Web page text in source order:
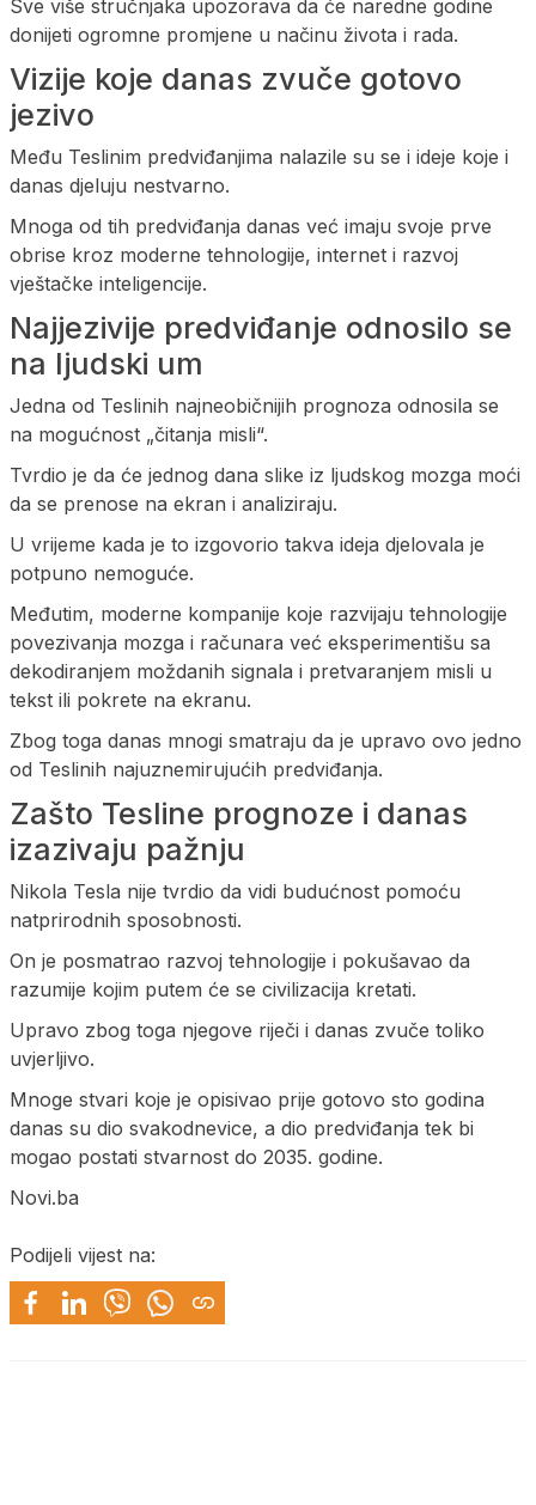
Sve više stručnjaka upozorava da će naredne godine
donijeti ogromne promjene u načinu života i rada.
Vizije koje danas zvuče gotovo
jezivo
Među Teslinim predviđanjima nalazile su se i ideje koje i
danas djeluju nestvarno.
Mnoga od tih predviđanja danas već imaju svoje prve
obrise kroz moderne tehnologije, internet i razvoj
vještačke inteligencije.
Najjezivije predviđanje odnosilo se
na ljudski um
Jedna od Teslinih najneobičnijih prognoza odnosila se
na mogućnost „čitanja misli“.
Tvrdio je da će jednog dana slike iz ljudskog mozga moći
da se prenose na ekran i analiziraju.
U vrijeme kada je to izgovorio takva ideja djelovala je
potpuno nemoguće.
Međutim, moderne kompanije koje razvijaju tehnologije
povezivanja mozga i računara već eksperimentišu sa
dekodiranjem moždanih signala i pretvaranjem misli u
tekst ili pokrete na ekranu.
Zbog toga danas mnogi smatraju da je upravo ovo jedno
od Teslinih najuznemirujućih predviđanja.
Zašto Tesline prognoze i danas
izazivaju pažnju
Nikola Tesla nije tvrdio da vidi budućnost pomoću
natprirodnih sposobnosti.
On je posmatrao razvoj tehnologije i pokušavao da
razumije kojim putem će se civilizacija kretati.
Upravo zbog toga njegove riječi i danas zvuče toliko
uvjerljivo.
Mnoge stvari koje je opisivao prije gotovo sto godina
danas su dio svakodnevice, a dio predviđanja tek bi
mogao postati stvarnost do 2035. godine.
Novi.ba
Podijeli vijest na: